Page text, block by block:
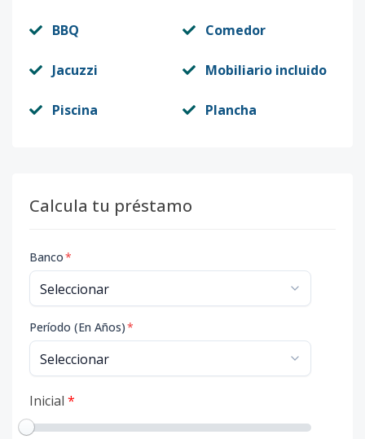
BBQ Comedor
Jacuzzi Mobiliario incluido
Piscina Plancha
Calcula tu préstamo
Banco*
Período (En Años)*
Inicial *